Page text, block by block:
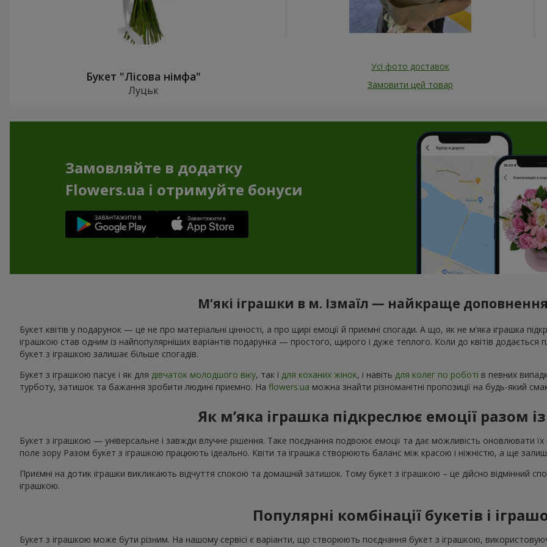
Букет "Лісова німфа"
Луцьк
Усі фото доставок
Замовити цей товар
Замовляйте в додатку
Flowers.ua і отримуйте бонуси
М’які іграшки в м. Ізмаїл — найкраще
Букет квітів у подарунок — це не про матеріальні цінності, а про щирі емоції й приємні спогади. А що, як не м’яка іграшка
іграшкою став одним із найпопулярніших варіантів подарунка — простого, щирого і дуже теплого. Коли до квітів
букет з іграшкою залишає більше спогадів.
Букет з іграшкою пасує і як для дівчаток молодшого віку, так і для коханих жінок, і навіть для колег по роботі в певних
турботу, затишок та бажання зробити людині приємно. На flowers.ua можна знайти різноманітні пропозиції на будь-який
Як м’яка іграшка підкреслює емоції разом
Букет з іграшкою — універсальне і завжди влучне рішення. Таке поєднання подвоює емоції та дає можливість оновлювати
поле зору Разом букет з іграшкою працюють ідеально. Квіти та іграшка створюють баланс між красою і ніжністю, а ще
Приємні на дотик іграшки викликають відчуття спокою та домашній затишок. Тому букет з іграшкою – це дійсно відмінний
іграшкою.
Популярні комбінації букетів і
Букет з іграшкою може бути різним. На нашому сервісі є варіанти, що створюють поєднання букет з іграшкою,